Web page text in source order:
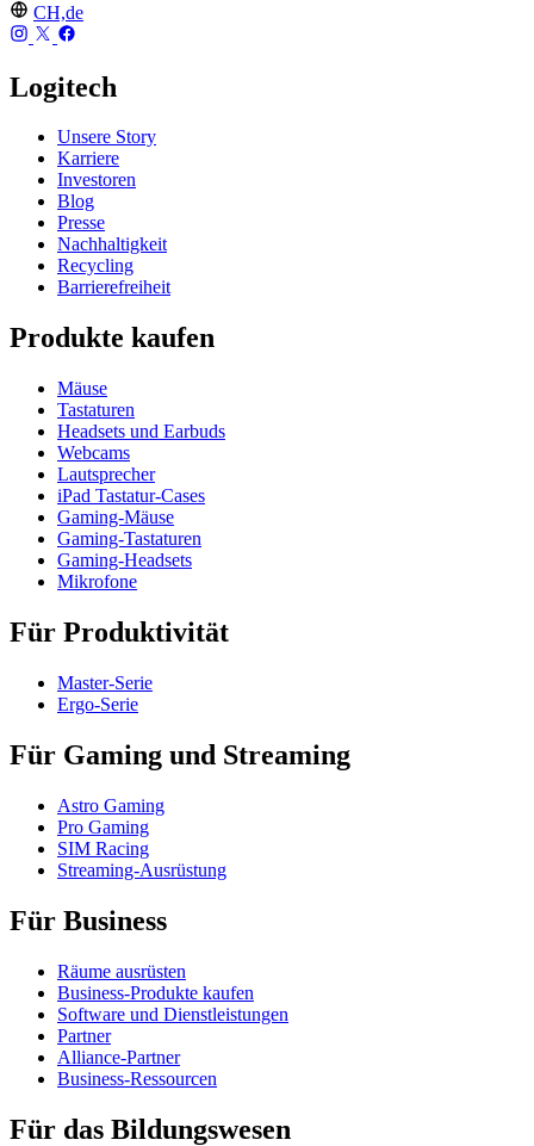
CH,de
Logitech
Unsere Story
Karriere
Investoren
Blog
Presse
Nachhaltigkeit
Recycling
Barrierefreiheit
Produkte kaufen
Mäuse
Tastaturen
Headsets und Earbuds
Webcams
Lautsprecher
iPad Tastatur-Cases
Gaming-Mäuse
Gaming-Tastaturen
Gaming-Headsets
Mikrofone
Für Produktivität
Master-Serie
Ergo-Serie
Für Gaming und Streaming
Astro Gaming
Pro Gaming
SIM Racing
Streaming-Ausrüstung
Für Business
Räume ausrüsten
Business-Produkte kaufen
Software und Dienstleistungen
Partner
Alliance-Partner
Business-Ressourcen
Für das Bildungswesen